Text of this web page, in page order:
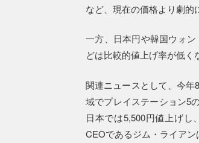
など、現在の価格より劇的
一方、日本円や韓国ウォ
どは比較的値上げ率が低く
関連ニュースとして、今
域でプレイステーション5
日本では5,500円値上げ
CEOであるジム・ライアン